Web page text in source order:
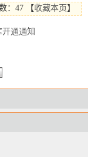
：47 【收藏本页 】
通通知